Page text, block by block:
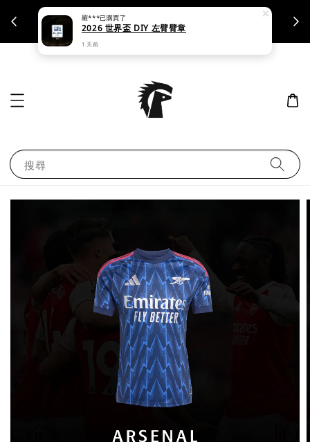
支援刷卡｜皆開立統一發票
搜尋
羅***已購買了
2026 世界盃 DIY 左臂臂章
1 天前